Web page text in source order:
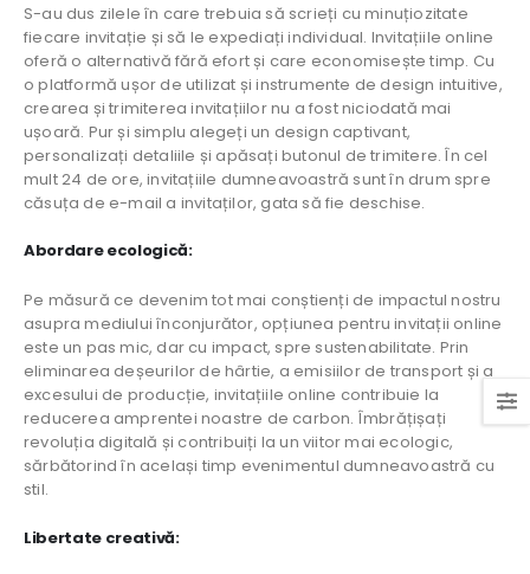
S-au dus zilele în care trebuia să scrieți cu minuțiozitate
fiecare invitație și să le expediați individual. Invitațiile online
oferă o alternativă fără efort și care economisește timp. Cu
o platformă ușor de utilizat și instrumente de design intuitive,
crearea și trimiterea invitațiilor nu a fost niciodată mai
ușoară. Pur și simplu alegeți un design captivant,
personalizați detaliile și apăsați butonul de trimitere. În cel
mult 24 de ore, invitațiile dumneavoastră sunt în drum spre
căsuța de e-mail a invitaților, gata să fie deschise.
Abordare ecologică:
Pe măsură ce devenim tot mai conștienți de impactul nostru
asupra mediului înconjurător, opțiunea pentru invitații online
este un pas mic, dar cu impact, spre sustenabilitate. Prin
eliminarea deșeurilor de hârtie, a emisiilor de transport și a
excesului de producție, invitațiile online contribuie la
reducerea amprentei noastre de carbon. Îmbrățișați
revoluția digitală și contribuiți la un viitor mai ecologic,
sărbătorind în același timp evenimentul dumneavoastră cu
stil.
Libertate creativă: